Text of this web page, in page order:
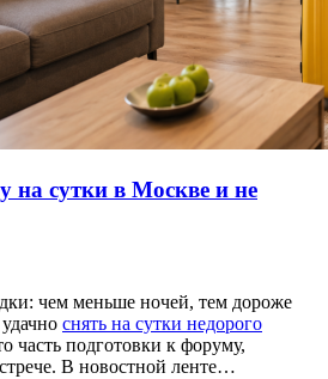
на сутки в Москве и не
чем меньше ночей, тем дороже
снять на сутки недорого
часть подготовки к форуму,
В новостной ленте…